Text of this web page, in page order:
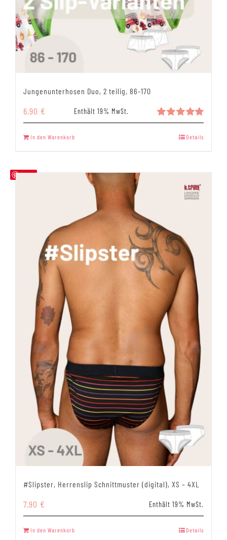
Jungenunterhosen Duo, 2 teilig, 86-170
Bewertet
5.00
6,90 € Enthält 19% MwSt.
In den Warenkorb Details
Save
#Slipster, Herrenslip Schnittmuster (digital), XS – 4XL
7,90 € Enthält 19% MwSt.
In den Warenkorb Details